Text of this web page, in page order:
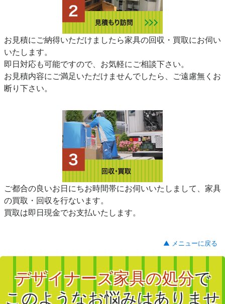
お見積にご納得いただけましたら家具の回収・買取にお伺い
いたします。
即日対応も可能ですので、お気軽にご相談下さい。
お見積内容にご満足いただけませんでしたら、ご遠慮無くお
断り下さい。
ご都合の良いお日にちお時間帯にお伺いいたしまして、家具
の買取・回収を行ないます。
買取は即日現金でお支払いたします。
▲ メニューに戻る
デザイナーズ家具の処分で
このようなお悩みはありませ